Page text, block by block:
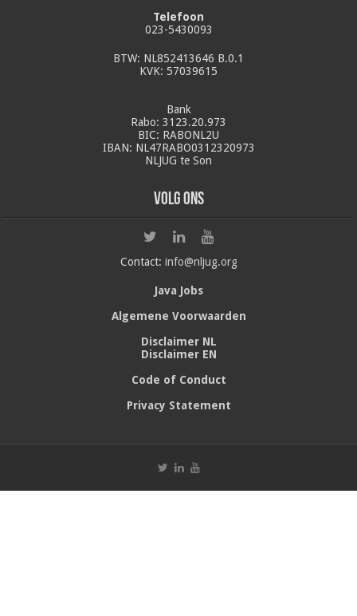
Telefoon
023-5430093
BTW: NL852413646 B.0.1
KVK: 57039615
Bank
Rabo: 3123.20.973
BIC: RABONL2U
IBAN: NL47RABO0312320973
NLJUG te Son
Volg ons
Contact: info@nljug.org
Java Jobs
Algemene Voorwaarden
Disclaimer NL
Disclaimer EN
Code of Conduct
Privacy Statement